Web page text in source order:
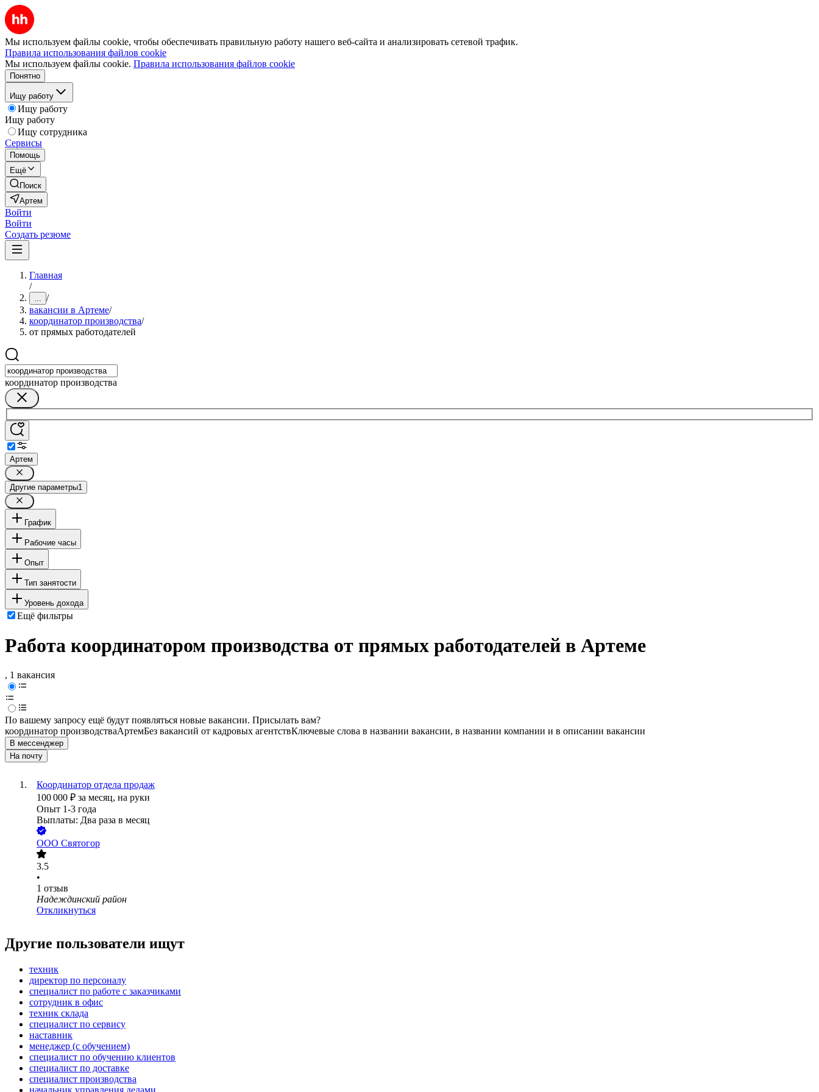
Мы используем файлы cookie, чтобы обеспечивать правильную работу нашего веб-сайта и анализировать сетевой трафик.
Правила использования файлов cookie
Мы используем файлы cookie. Правила использования файлов cookie
Понятно
Ищу работу
Ищу работу
Ищу работу
Ищу сотрудника
Сервисы
Помощь
Ещё
Поиск
Артем
Войти
Войти
Создать резюме
Главная
/
... /
вакансии в Артеме/
координатор производства/
от прямых работодателей
координатор производства
Артем
Другие параметры1
График
Рабочие часы
Опыт
Тип занятости
Уровень дохода
Ещё фильтры
Работа координатором производства от прямых работодателей в Артеме
, 1 вакансия
По вашему запросу ещё будут появляться новые вакансии. Присылать вам?
координатор производстваАртемБез вакансий от кадровых агентствКлючевые слова в названии вакансии, в названии компании и в описании вакансии
В мессенджер
На почту
Координатор отдела продаж
100 000 ₽ за месяц, на руки
Опыт 1-3 года
Выплаты: Два раза в месяц
ООО Святогор
3.5
•
1 отзыв
Надеждинский район
Откликнуться
Другие пользователи ищут
техник
директор по персоналу
специалист по работе с заказчиками
сотрудник в офис
техник склада
специалист по сервису
наставник
менеджер (с обучением)
специалист по обучению клиентов
специалист по доставке
специалист производства